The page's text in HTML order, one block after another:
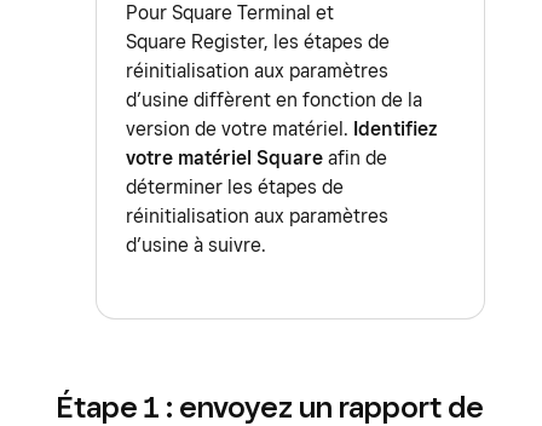
Pour Square Terminal et
Square Register, les étapes de
réinitialisation aux paramètres
d’usine diffèrent en fonction de la
version de votre matériel. Identifiez
votre matériel Square afin de
déterminer les étapes de
réinitialisation aux paramètres
d’usine à suivre.
Étape 1 : envoyez un rapport de